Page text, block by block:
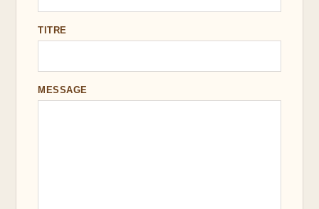
TITRE
MESSAGE